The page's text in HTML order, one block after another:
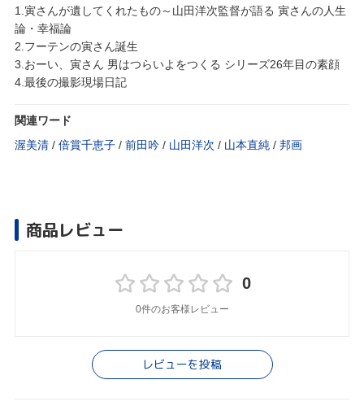
1.寅さんが遺してくれたもの～山田洋次監督が語る 寅さんの人生
論・幸福論
2.フーテンの寅さん誕生
3.おーい、寅さん 男はつらいよをつくる シリーズ26年目の素顔
4.最後の撮影現場日記
関連ワード
渥美清 / 倍賞千恵子 / 前田吟 / 山田洋次 / 山本直純 / 邦画
商品レビュー
0
0件のお客様レビュー
レビューを投稿